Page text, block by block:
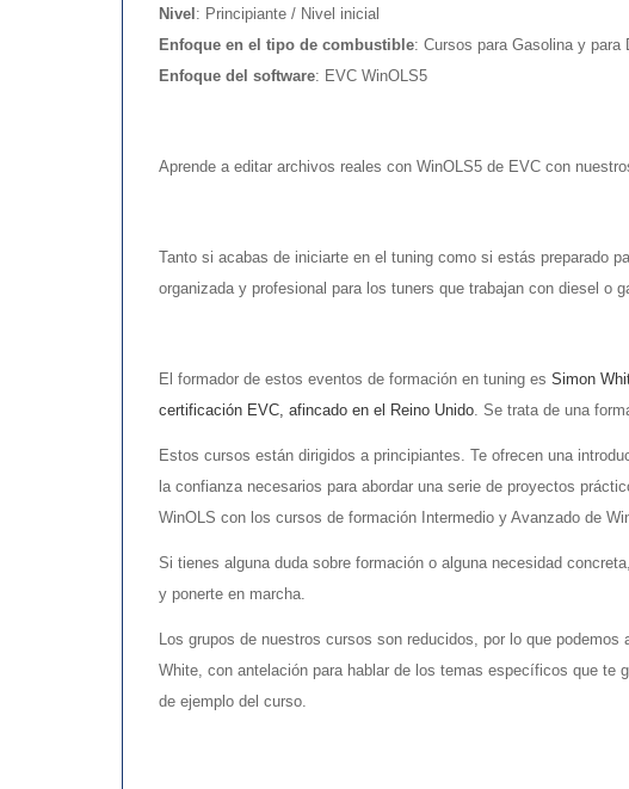
Nivel : Principiante / Nivel inicial
Enfoque en el tipo de combustible: Cursos para Gasolina y para
Enfoque del software: EVC WinOLS5
Aprende a editar archivos reales con WinOLS5 de EVC con
Tanto si acabas de iniciarte en el tuning como si estás preparado
organizada y profesional para los tuners que trabajan con diesel o
El formador de estos eventos de formación en tuning es Simon
certificación EVC, afincado en el Reino Unido. Se trata de una
Estos cursos están dirigidos a principiantes. Te ofrecen una
la confianza necesarios para abordar una serie de proyectos
WinOLS con los cursos de formación Intermedio y Avanzado de
Si tienes alguna duda sobre formación o alguna necesidad
y ponerte en marcha.
Los grupos de nuestros cursos son reducidos, por lo que
White, con antelación para hablar de los temas específicos que
de ejemplo del curso.